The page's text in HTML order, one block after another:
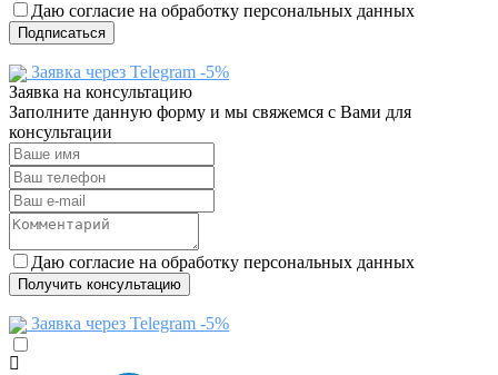
Даю согласие на обработку персональных данных
Подписаться
Заявка через Telegram -5%
Заявка на консультацию
Заполните данную форму и мы свяжемся с Вами для
консультации
Даю согласие на обработку персональных данных
Получить консультацию
Заявка через Telegram -5%